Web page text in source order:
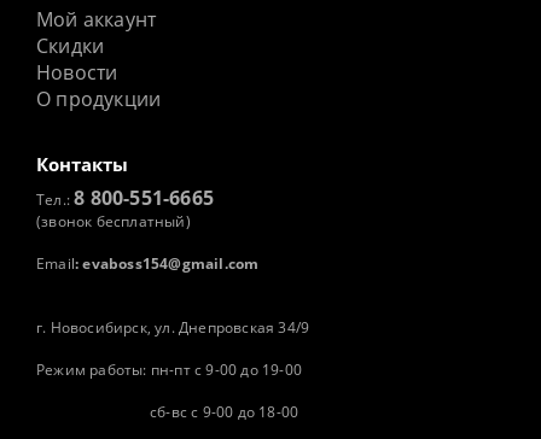
Мой аккаунт
Скидки
Новости
О продукции
Контакты
Тел.:8 800-551-6665
(звонок бесплатный)
Email: evaboss154@gmail.com
г. Новосибирск, ул. Днепровская 34/9
Режим работы: пн-пт с 9-00 до 19-00
сб-вс с 9-00 до 18-00